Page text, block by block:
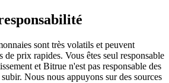
Win 500,000 USDT
Carnival
sont très volatils et peuvent
de prix rapides. Vous êtes seul responsable
et Bitrue n'est pas responsable des
Nous nous appuyons sur des sources